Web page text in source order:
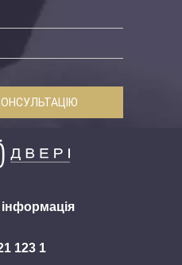
123 1